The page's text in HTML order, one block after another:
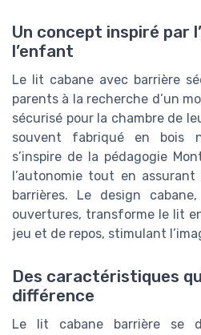
Un concept inspiré par
l’enfant
Le lit cabane avec barrière
parents à la recherche d’un
sécurisé pour la chambre de
souvent fabriqué en bois
s’inspire de la pédagogie
l’autonomie tout en
barrières. Le design
ouvertures, transforme le lit
jeu et de repos, stimulant
Des caractéristiques
différence
Le lit cabane barrière se